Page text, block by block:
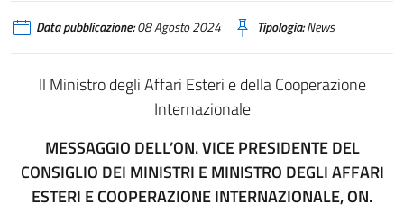
Data pubblicazione:08 Agosto 2024 Tipologia:News
Il Ministro degli Affari Esteri e della Cooperazione
Internazionale
MESSAGGIO DELL’ON. VICE PRESIDENTE DEL
CONSIGLIO DEI MINISTRI E MINISTRO DEGLI AFFARI
ESTERI E COOPERAZIONE INTERNAZIONALE, ON.